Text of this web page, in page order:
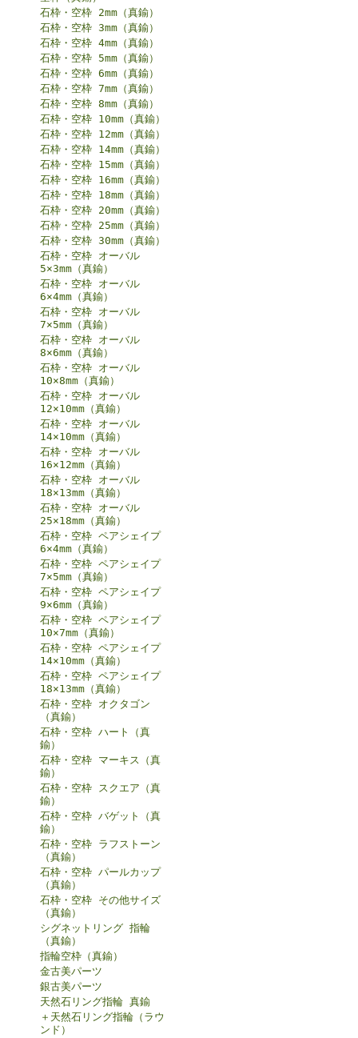
石枠・空枠 2mm（真鍮）
石枠・空枠 3mm（真鍮）
石枠・空枠 4mm（真鍮）
石枠・空枠 5mm（真鍮）
石枠・空枠 6mm（真鍮）
石枠・空枠 7mm（真鍮）
石枠・空枠 8mm（真鍮）
石枠・空枠 10mm（真鍮）
石枠・空枠 12mm（真鍮）
石枠・空枠 14mm（真鍮）
石枠・空枠 15mm（真鍮）
石枠・空枠 16mm（真鍮）
石枠・空枠 18mm（真鍮）
石枠・空枠 20mm（真鍮）
石枠・空枠 25mm（真鍮）
石枠・空枠 30mm（真鍮）
石枠・空枠 オーバル
5×3mm（真鍮）
石枠・空枠 オーバル
6×4mm（真鍮）
石枠・空枠 オーバル
7×5mm（真鍮）
石枠・空枠 オーバル
8×6mm（真鍮）
石枠・空枠 オーバル
10×8mm（真鍮）
石枠・空枠 オーバル
12×10mm（真鍮）
石枠・空枠 オーバル
14×10mm（真鍮）
石枠・空枠 オーバル
16×12mm（真鍮）
石枠・空枠 オーバル
18×13mm（真鍮）
石枠・空枠 オーバル
25×18mm（真鍮）
石枠・空枠 ペアシェイプ
6×4mm（真鍮）
石枠・空枠 ペアシェイプ
7×5mm（真鍮）
石枠・空枠 ペアシェイプ
9×6mm（真鍮）
石枠・空枠 ペアシェイプ
10×7mm（真鍮）
石枠・空枠 ペアシェイプ
14×10mm（真鍮）
石枠・空枠 ペアシェイプ
18×13mm（真鍮）
石枠・空枠 オクタゴン
（真鍮）
石枠・空枠 ハート（真
鍮）
石枠・空枠 マーキス（真
鍮）
石枠・空枠 スクエア（真
鍮）
石枠・空枠 バゲット（真
鍮）
石枠・空枠 ラフストーン
（真鍮）
石枠・空枠 パールカップ
（真鍮）
石枠・空枠 その他サイズ
（真鍮）
シグネットリング 指輪
（真鍮）
指輪空枠（真鍮）
金古美パーツ
銀古美パーツ
天然石リング指輪 真鍮
＋天然石リング指輪（ラウ
ンド）